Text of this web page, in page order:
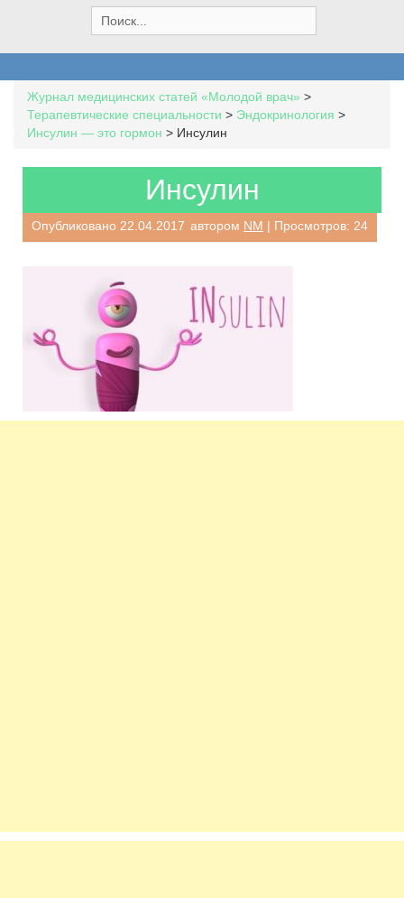
e
a
h
f
o
Журнал медицинских статей «Молодой врач» >
Терапевтические специальности > Эндокринология >
Инсулин — это гормон > Инсулин
Инсулин
Опубликовано 22.04.2017 автором NM | Просмотров: 24